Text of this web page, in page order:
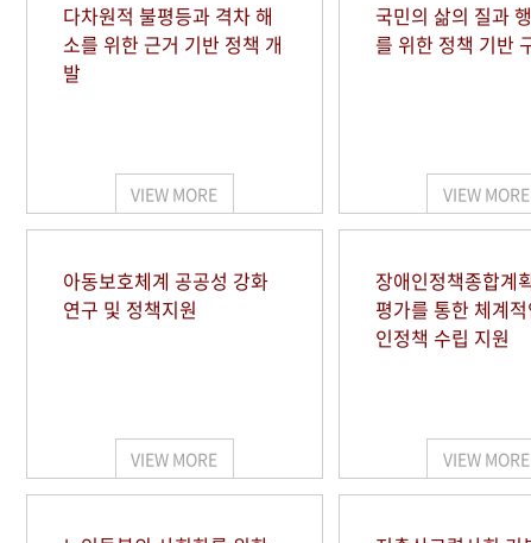
다차원적 불평등과 격차 해
소를 위한 근거 기반 정책 개
발
VIEW MORE
국민의 삶의 질과
를 위한 정책 기반
VIEW MORE
아동보호체계 공공성 강화
연구 및 정책지원
VIEW MORE
장애인정책종합계
평가를 통한 체계
인정책 수립 지원
VIEW MORE